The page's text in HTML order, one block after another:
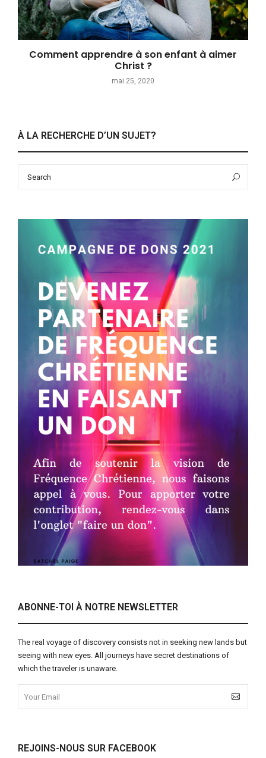
Comment apprendre à son enfant à aimer
Christ ?
mai 25, 2020
À LA RECHERCHE D’UN SUJET?
ABONNE-TOI À NOTRE NEWSLETTER
The real voyage of discovery consists not in seeking new lands but
seeing with new eyes. All journeys have secret destinations of
which the traveler is unaware.
REJOINS-NOUS SUR FACEBOOK